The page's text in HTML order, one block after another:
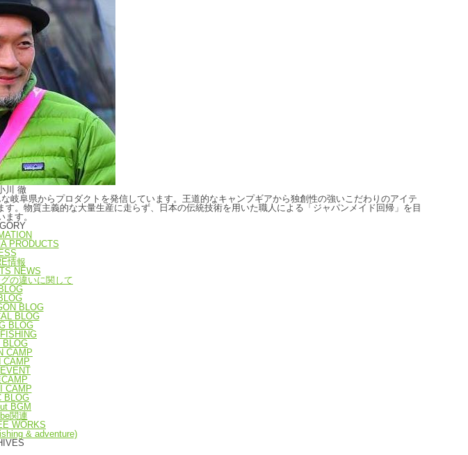
川 徹
阜県からプロダクトを発信しています。王道的なキャンプギアから独創性の強いこだわりのアイテ
。物質主義的な大量生産に走らず、日本の伝統技術を用いた職人による「ジャパンメイド回帰」を目
ます。
PRODUCTS
情報
NEWS
の違いに関して
BLOG
BLOG
BLOG
BLOG
CAMP
CAMP
CAMP
BLOG
BGM
関連
WORKS
& adventure)